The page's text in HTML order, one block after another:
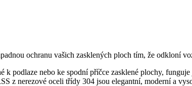
ochranu vašich zasklených ploch tím, že odkloní
podlaze nebo ke spodní příčce zasklené plochy,
z nerezové oceli třídy 304 jsou elegantní, moderní a